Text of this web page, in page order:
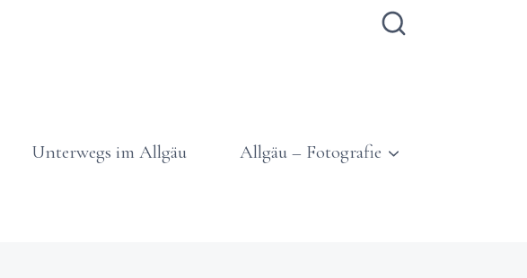
Unterwegs im Allgäu Allgäu – Fotografie